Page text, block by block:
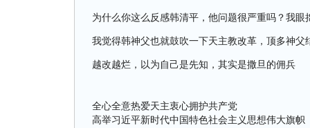
为什么你这么反感韩清平，他问题很严重吗？我眼
我觉得韩神父也就鼓吹一下天主教改革，顶多神
越改越烂，以为自己是先知，其实是撒旦的佣兵
全心全意热爱天主衷心拥护共产党
高举习近平新时代中国特色社会主义思想伟大旗帜